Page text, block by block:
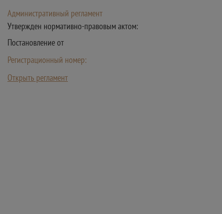
Административный регламент
Утвержден нормативно-правовым актом:
Постановление от
Регистрационный номер:
Открыть регламент